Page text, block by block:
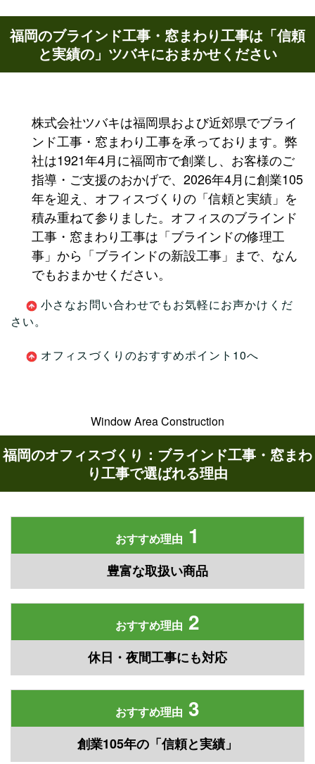
福岡のブラインド工事・窓まわり工事は「信頼
と実績の」ツバキにおまかせください
株式会社ツバキは福岡県および近郊県でブライ
ンド工事・窓まわり工事を承っております。弊
社は1921年4月に福岡市で創業し、お客様のご
指導・ご支援のおかげで、2026年4月に創業105
年を迎え、オフィスづくりの「信頼と実績」を
積み重ねて参りました。オフィスのブラインド
工事・窓まわり工事は「ブラインドの修理工
事」から「ブラインドの新設工事」まで、なん
でもおまかせください。
小さなお問い合わせでもお気軽にお声かけくだ
さい。
オフィスづくりのおすすめポイント10へ
Window Area Construction
福岡のオフィスづくり：ブラインド工事・窓まわ
り工事で選ばれる理由
おすすめ理由 1
豊富な取扱い商品
おすすめ理由 2
休日・夜間工事にも対応
おすすめ理由 3
創業105年の「信頼と実績」